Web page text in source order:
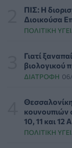
την ενίσχυση
ΕΠΙΚΑΙΡΌΤΗΤΑ 07/
και στα φάρμακα
ΥΓΕΊΑ 07/08/2026 -
μοιράστηκε επί
καρκίνο
ΕΠΙΚΑΙΡΌΤΗΤΑ 07/
ΠΙΣ: Η
Διοικούσα
ΠΟΛΙΤΙΚΉ
Γιατί
βιολογικού
ΔΙΑΤΡΟΦΉ
κουνουπιών
10, 11 και 12
ΠΟΛΙΤΙΚΉ